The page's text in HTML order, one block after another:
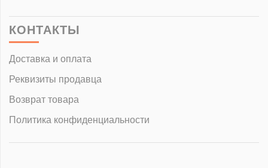
КОНТАКТЫ
Доставка и оплата
Реквизиты продавца
Возврат товара
Политика конфиденциальности